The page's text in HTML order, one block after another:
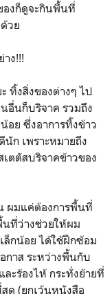
องก็ดูจะกินพื้นที่
วย
ง!!!
ทิ้งสิ่งของต่างๆ ไป
อื่นก็บริจาค รวมถึง
อย ซึ่งอาการทิ้งข้าว
ก เพราะหมายถึง
ตตัสบริจาคข้าวของ
ผมแค่ต้องการพื้นที่
นที่ว่างช่วยให้ผม
ล็กน้อย ได้ใช้ฝึกซ้อม
กาส ระหว่างพื้นกับ
ะร้องไห้ กระทั่งย้ายที่
ด (ยกเว้นหนังสือ